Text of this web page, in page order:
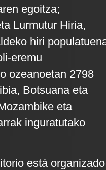
egoitza;
Lurmutur Hiria,
hiri
eremu
ozeanoetan 2798
Botsuana eta
eta
inguratutako
está organizado